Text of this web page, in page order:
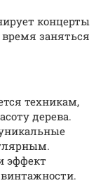
концерты
время заняться
техникам,
дерева.
эффект